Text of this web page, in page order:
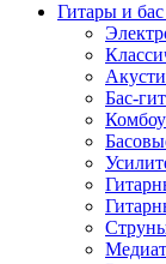
Гитары и
Бас-